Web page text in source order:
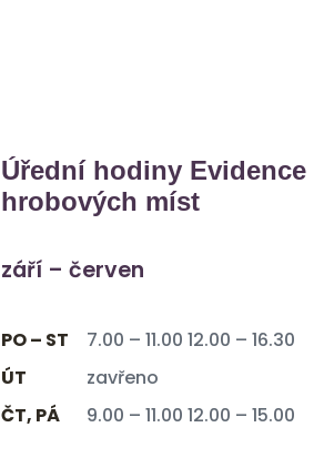
Úřední hodiny Evidence
hrobových míst
září – červen
PO – ST
7.00 – 11.00 12.00 – 16.30
ÚT
zavřeno
ČT, PÁ
9.00 – 11.00 12.00 – 15.00